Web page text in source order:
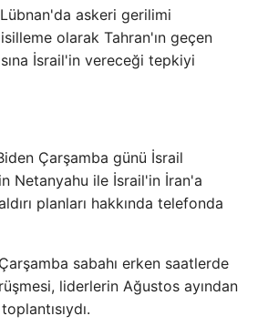
askeri gerilimi
olarak Tahran'ın geçen
İsrail'in vereceği tepkiyi
Çarşamba günü İsrail
Netanyahu ile İsrail'in İran'a
planları hakkında telefonda
sabahı erken saatlerde
liderlerin Ağustos ayından